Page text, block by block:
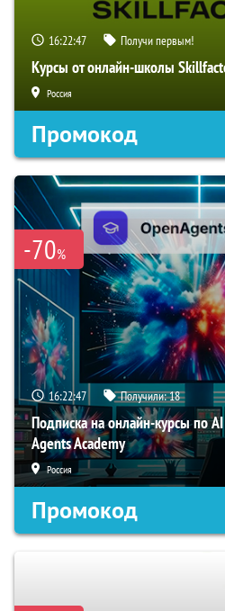
16:22:46 Получи первым!
Курсы от онлайн-школы
Россия
Промокод
-70%
16:22:46 Получили:18
Подписка на онлайн-курсы по
Agents Academy
Россия
Промокод